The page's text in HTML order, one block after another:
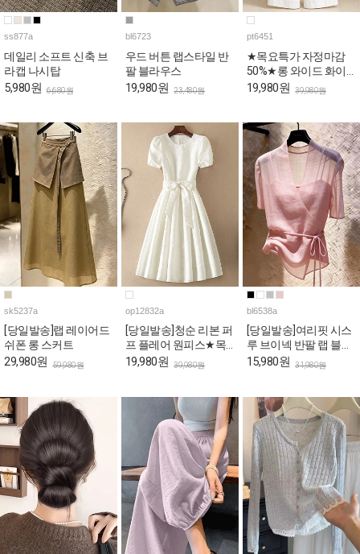
ss877a
데일리 소프트 신축 브
라캡 나시탑
5,980원 6,680원
bl6723
우드 버튼 랩스타일 반
팔 블라우스
19,980원 23,480원
pt6451
★목요특가 자정마감
50%★롱 와이드 화이
트 코튼 팬츠
19,980원 39,980원
sk5237a
[당일발송]랩 레이어드
쉬폰 롱 스커트
29,980원 59,980원
op12832a
[당일발송]청순 리본 퍼
프 플레어 원피스★목
요특가 자정마감
19,980원 39,980원
bl6538a
[당일발송]여리핏 시스
루 브이넥 반팔 랩 블라
우스
15,980원 31,980원